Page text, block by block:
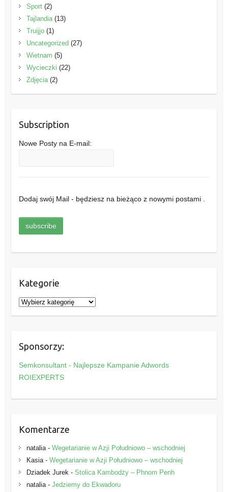
Sport(2)
Tajlandia(13)
Truijjo(1)
Uncategorized(27)
Wietnam (5)
Wycieczki (22)
Zdjęcia(2)
Subscription
Nowe Posty na E-mail:
Dodaj swój Mail - będziesz na bieżąco z nowymi postami .
Kategorie
K
a
g
o
r
e
Sponsorzy:
Semkonsultant - Najlepsze Kampanie Adwords
ROIEXPERTS
Komentarze
natalia- Wegetarianie w Azji Południowo – wschodniej
Kasia- Wegetarianie w Azji Południowo – wschodniej
Dziadek Jurek - Stolica Kambodży – Phnom Penh
natalia- Jedziemy do Ekwadoru